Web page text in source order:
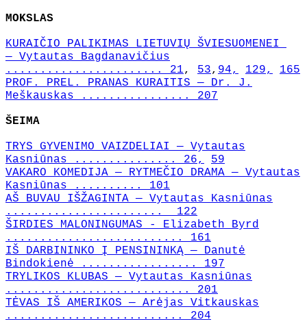
MOKSLAS
KURAIČIO PALIKIMAS LIETUVIŲ ŠVIESUOMENEI
— Vytautas Bagdanavičius
....................... 21, 53, 94, 129,
165
PROF. PREL. PRANAS KURAITIS — Dr. J.
Meškauskas ................ 207
ŠEIMA
TRYS GYVENIMO VAIZDELIAI — Vytautas
Kasniūnas ............... 26,
59
VAKARO KOMEDIJA — RYTMEČIO DRAMA — Vytautas
Kasniūnas .......... 101
AŠ BUVAU IŠŽAGINTA — Vytautas Kasniūnas
....................... 122
ŠIRDIES MALONINGUMAS - Elizabeth Byrd
.......................... 161
IŠ DARBININKO Į PENSININKĄ — Danutė
Bindokienė ................. 197
TRYLIKOS KLUBAS — Vytautas Kasniūnas
........................... 201
TĖVAS IŠ AMERIKOS — Arėjas Vitkauskas
.......................... 204